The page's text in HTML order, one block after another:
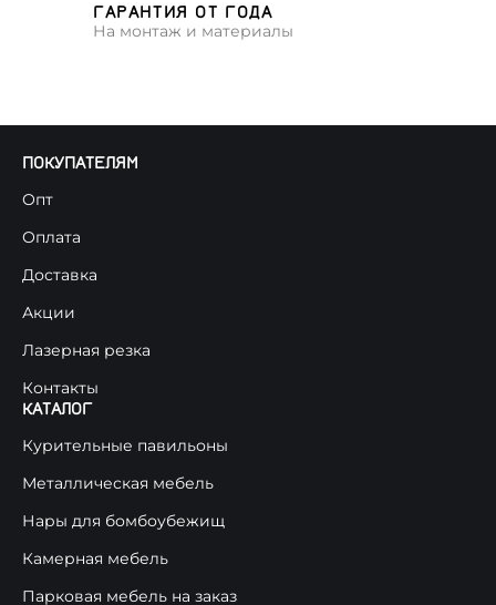
ГАРАНТИЯ ОТ ГОДА
На монтаж и материалы
ПОКУПАТЕЛЯМ
Опт
Оплата
Доставка
Акции
Лазерная резка
Контакты
КАТАЛОГ
Курительные павильоны
Металлическая мебель
Нары для бомбоубежищ
Камерная мебель
Парковая мебель на заказ